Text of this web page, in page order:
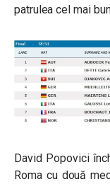
patrulea cel mai
David Popovici
Roma cu două